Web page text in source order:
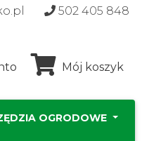
502 405 848
Mój koszyk
OGRODOWE